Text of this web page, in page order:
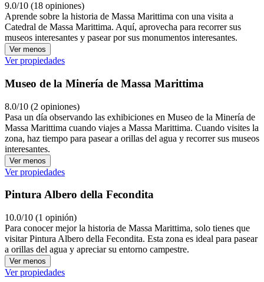
9.0/10 (18 opiniones)
Aprende sobre la historia de Massa Marittima con una visita a
Catedral de Massa Marittima. Aquí, aprovecha para recorrer sus
museos interesantes y pasear por sus monumentos interesantes.
Ver menos
Ver propiedades
Museo de la Minería de Massa Marittima
8.0/10 (2 opiniones)
Pasa un día observando las exhibiciones en Museo de la Minería de
Massa Marittima cuando viajes a Massa Marittima. Cuando visites la
zona, haz tiempo para pasear a orillas del agua y recorrer sus museos
interesantes.
Ver menos
Ver propiedades
Pintura Albero della Fecondita
10.0/10 (1 opinión)
Para conocer mejor la historia de Massa Marittima, solo tienes que
visitar Pintura Albero della Fecondita. Esta zona es ideal para pasear
a orillas del agua y apreciar su entorno campestre.
Ver menos
Ver propiedades